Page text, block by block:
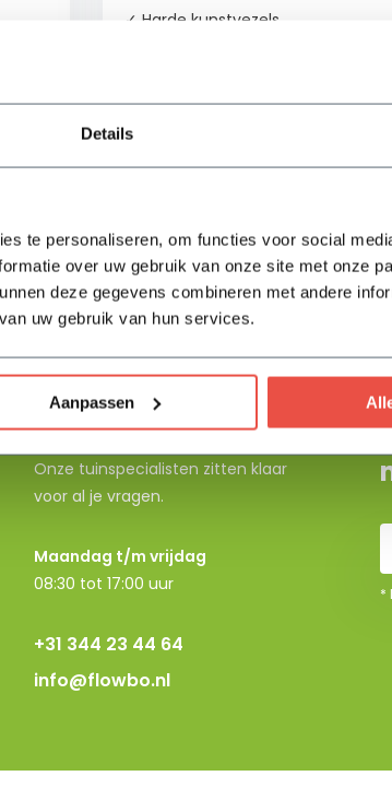
Details
te personaliseren, om functies voor social
over uw gebruik van onze site met onze
deze gegevens combineren met andere
uw gebruik van hun services.
Aanpassen
✓ Harde kunstvezels
Neem contact op
Onze tuinspecialisten zitten klaar
voor al je vragen.
Maandag t/m vrijdag
08:30 tot 17:00 uur
+31 344 23 44 64
info@flowbo.nl
*